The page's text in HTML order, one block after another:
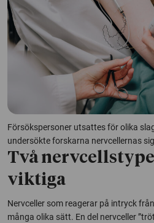
Försökspersoner utsattes för olika
undersökte forskarna nervcellernas
Två
viktiga
Nervceller som reagerar på intryck
många olika sätt. En del nervceller